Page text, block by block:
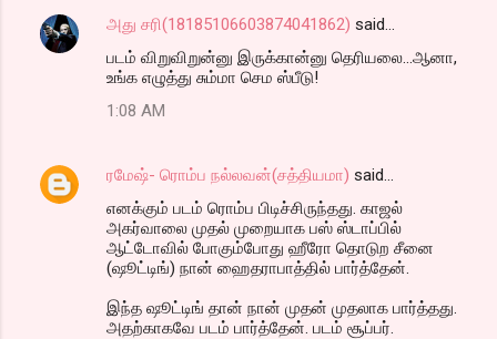
அது சரி(18185106603874041862) said…
படம் விறுவிறுன்னு இருக்கான்னு தெரியலை...ஆனா,
உங்க எழுத்து சும்மா செம ஸ்பீடு!
1:08 AM
ரமேஷ்- ரொம்ப நல்லவன்(சத்தியமா) said…
எனக்கும் படம் ரொம்ப பிடிச்சிருந்தது. காஜல்
அகர்வாலை முதல் முறையாக பஸ் ஸ்டாப்பில்
ஆட்டோவில் போகும்போது ஹீரோ தொடுற சீனை
(ஷூட்டிங்) நான் ஹைதராபாத்தில் பார்த்தேன்.
இந்த ஷூட்டிங் தான் நான் முதன் முதலாக பார்த்தது.
அதற்காகவே படம் பார்த்தேன். படம் சூப்பர்.